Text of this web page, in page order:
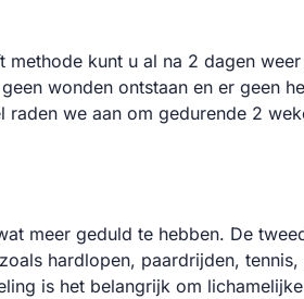
methode kunt u al na 2 dagen
wonden ontstaan en er geen
we aan om gedurende 2
meer geduld te hebben. De
hardlopen, paardrijden,
is het belangrijk om